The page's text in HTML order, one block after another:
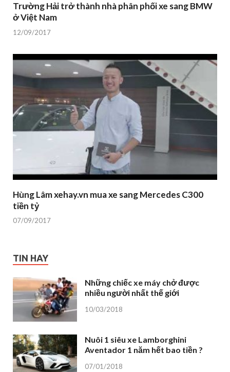
Trường Hải trở thành nhà phân phối xe sang BMW
ở Việt Nam
12/09/2017
Hùng Lâm xehay.vn mua xe sang Mercedes C300
tiền tỷ
07/09/2017
TIN HAY
Những chiếc xe máy chở được
nhiều người nhất thế giới
10/03/2018
Nuôi 1 siêu xe Lamborghini
Aventador 1 năm hết bao tiền ?
07/01/2018